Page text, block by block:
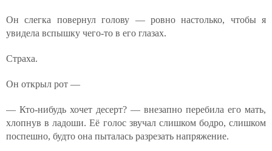
Он слегка повернул голову — ровно настолько, чтобы я
увидела вспышку чего-то в его глазах.
Страха.
Он открыл рот —
— Кто-нибудь хочет десерт? — внезапно перебила его мать,
хлопнув в ладоши. Её голос звучал слишком бодро, слишком
поспешно, будто она пыталась разрезать напряжение.